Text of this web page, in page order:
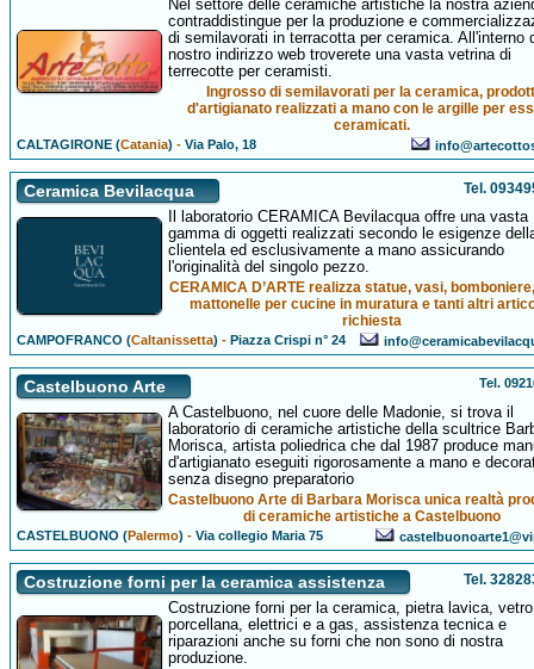
Nel settore delle ceramiche artistiche la nostra
contraddistingue per la produzione e
di semilavorati in terracotta per ceramica. All'interno
nostro indirizzo web troverete una vasta vetrina di
terrecotte per ceramisti.
Ingrosso di semilavorati per la ceramica,
d'artigianato realizzati a mano con le argille per
ceramicati.
CALTAGIRONE (Catania) -Via Palo, 18
Ceramica Bevilacqua Tel.
Il laboratorio CERAMICA Bevilacqua offre una vasta
gamma di oggetti realizzati secondo le esigenze
clientela ed esclusivamente a mano assicurando
l'originalità del singolo pezzo.
CERAMICA D’ARTE realizza statue, vasi,
mattonelle per cucine in muratura e tanti altri
richiesta
CAMPOFRANCO (Caltanissetta) -Piazza Crispi n° 24
Castelbuono Arte Tel.
A Castelbuono, nel cuore delle Madonie, si trova il
laboratorio di ceramiche artistiche della scultrice
Morisca, artista poliedrica che dal 1987 produce
d'artigianato eseguiti rigorosamente a mano e
senza disegno preparatorio
Castelbuono Arte di Barbara Morisca unica realtà
di ceramiche artistiche a Castelbuono
CASTELBUONO (Palermo) -Via collegio Maria 75
Costruzione forni per la ceramica assistenza Tel.
Costruzione forni per la ceramica, pietra lavica,
porcellana, elettrici e a gas, assistenza tecnica e
riparazioni anche su forni che non sono di nostra
produzione.